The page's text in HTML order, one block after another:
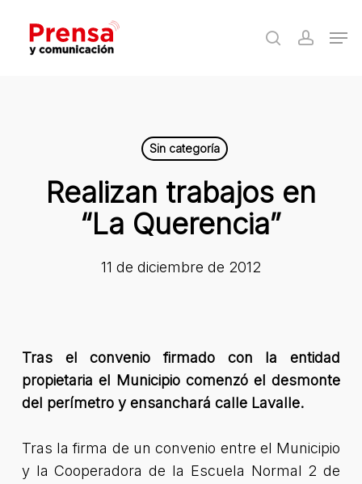
main
search
Sin categoría
Realizan trabajos en
“La Querencia”
11 de diciembre de 2012
Tras el convenio firmado con la entidad
propietaria el Municipio comenzó el desmonte
del perímetro y ensanchará calle Lavalle.
Tras la firma de un convenio entre el Municipio
y la Cooperadora de la Escuela Normal 2 de